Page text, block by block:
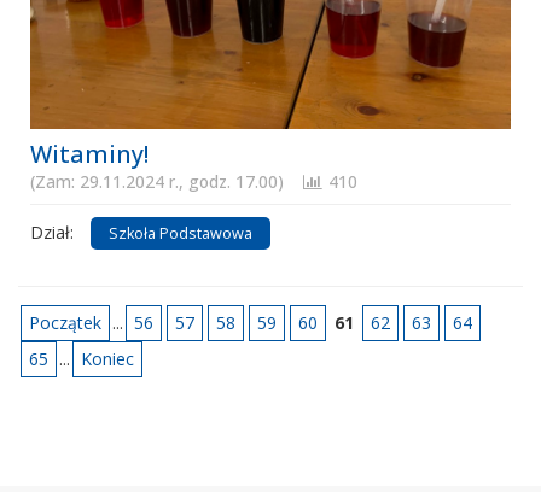
Witaminy!
(Zam: 29.11.2024 r., godz. 17.00) 410
Dział: Szkoła Podstawowa
Początek ... 56 57 58 59 60 61 62 63
64
65 ... Koniec